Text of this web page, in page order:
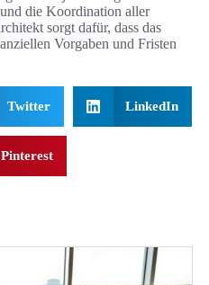
die Koordination aller
sorgt dafür, dass das
Vorgaben und Fristen
Twitter LinkedIn
Pinterest